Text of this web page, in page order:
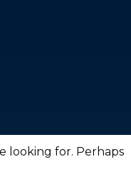
looking for. Perhaps